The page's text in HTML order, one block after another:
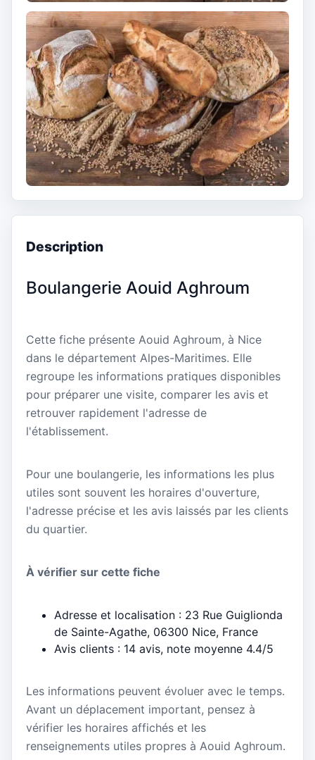
Description
Boulangerie Aouid Aghroum
Cette fiche présente Aouid Aghroum, à Nice
dans le département Alpes-Maritimes. Elle
regroupe les informations pratiques disponibles
pour préparer une visite, comparer les avis et
retrouver rapidement l'adresse de
l'établissement.
Pour une boulangerie, les informations les plus
utiles sont souvent les horaires d'ouverture,
l'adresse précise et les avis laissés par les clients
du quartier.
À vérifier sur cette fiche
Adresse et localisation : 23 Rue Guiglionda
de Sainte-Agathe, 06300 Nice, France
Avis clients : 14 avis, note moyenne 4.4/5
Les informations peuvent évoluer avec le temps.
Avant un déplacement important, pensez à
vérifier les horaires affichés et les
renseignements utiles propres à Aouid Aghroum.